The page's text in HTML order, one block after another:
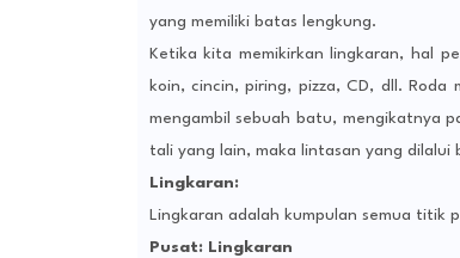
yang memiliki batas lengkung.
Ketika kita memikirkan lingkaran, hal
koin, cincin, piring, pizza, CD, dll.
mengambil sebuah batu, mengikatnya
tali yang lain, maka lintasan yang
Lingkaran:
Lingkaran adalah kumpulan semua
Pusat: Lingkaran